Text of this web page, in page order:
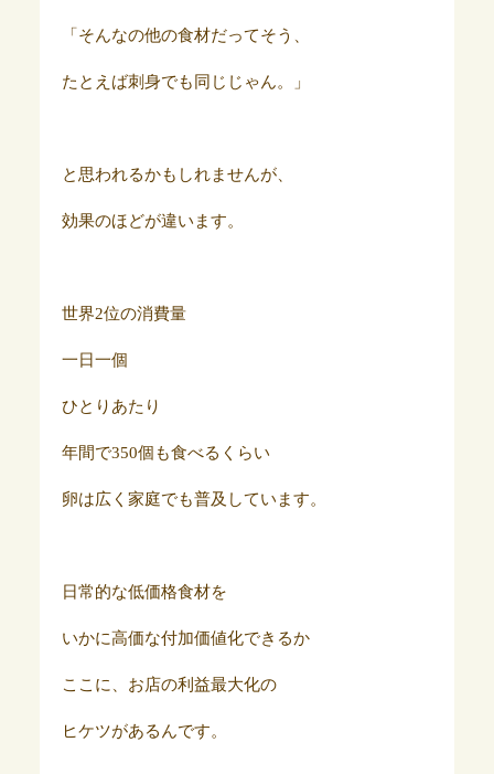
「そんなの他の食材だってそう、
たとえば刺身でも同じじゃん。」
と思われるかもしれませんが、
効果のほどが違います。
世界2位の消費量
一日一個
ひとりあたり
年間で350個も食べるくらい
卵は広く家庭でも普及しています。
日常的な低価格食材を
いかに高価な付加価値化できるか
ここに、お店の利益最大化の
ヒケツがあるんです。